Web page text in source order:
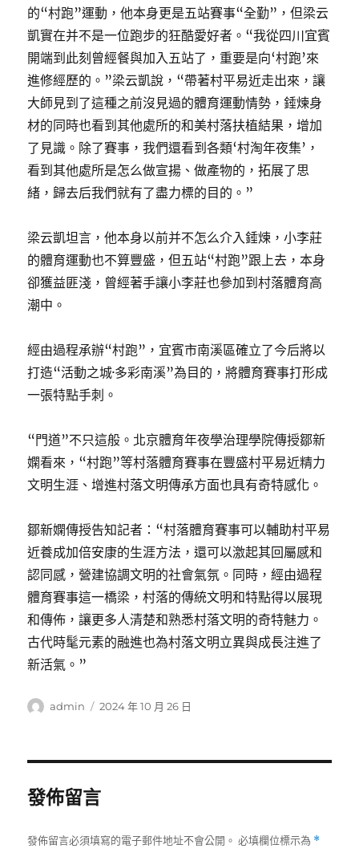
的“村跑”運動，他本身更是五站賽事“全勤”，但梁云
凱實在并不是一位跑步的狂酷愛好者。“我從四川宜賓
開端到此刻曾經餐與加入五站了，重要是向‘村跑’來
進修經歷的。”梁云凱說，“帶著村平易近走出來，讓
大師見到了這種之前沒見過的體育運動情勢，錘煉身
材的同時也看到其他處所的和美村落扶植結果，增加
了見識。除了賽事，我們還看到各類‘村淘年夜集’，
看到其他處所是怎么做宣揚、做產物的，拓展了思
緒，歸去后我們就有了盡力標的目的。”
梁云凱坦言，他本身以前并不怎么介入錘煉，小李莊
的體育運動也不算豐盛，但五站“村跑”跟上去，本身
卻獲益匪淺，曾經著手讓小李莊也參加到村落體育高
潮中。
經由過程承辦“村跑”，宜賓市南溪區確立了今后將以
打造“活動之城·多彩南溪”為目的，將體育賽事打形成
一張特點手刺。
“門道”不只這般。北京體育年夜學治理學院傳授鄒新
嫻看來，“村跑”等村落體育賽事在豐盛村平易近精力
文明生涯、增進村落文明傳承方面也具有奇特感化。
鄒新嫻傳授告知記者：“村落體育賽事可以輔助村平易
近養成加倍安康的生涯方法，還可以激起其回屬感和
認同感，營建協調文明的社會氣氛。同時，經由過程
體育賽事這一橋梁，村落的傳統文明和特點得以展現
和傳佈，讓更多人清楚和熟悉村落文明的奇特魅力。
古代時髦元素的融進也為村落文明立異與成長注進了
新活氣。”
作
admin
發
2024 年 10 月 26 日
發佈留言
發佈留言必須填寫的電子郵件地址不會公開。 必填欄位標示為 *